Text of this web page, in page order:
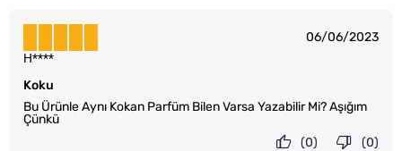
06/06/2023
Koku
Bu Ürünle Aynı Kokan Parfüm Bilen Varsa Yazabilir Mi? Aşığım
Çünkü
H****
(0)
(0)